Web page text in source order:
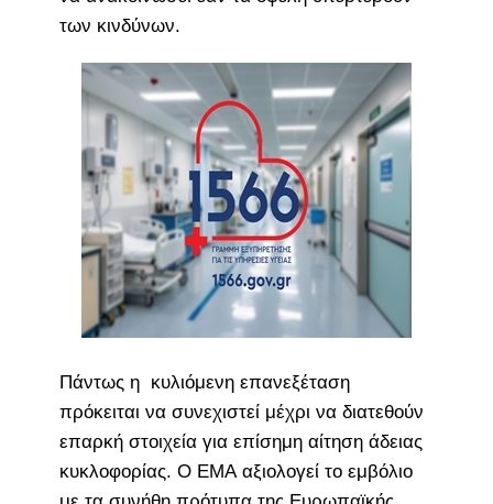
των κινδύνων.
Πάντως η κυλιόμενη επανεξέταση
πρόκειται να συνεχιστεί μέχρι να διατεθούν
επαρκή στοιχεία για επίσημη αίτηση άδειας
κυκλοφορίας. Ο EMA αξιολογεί το εμβόλιο